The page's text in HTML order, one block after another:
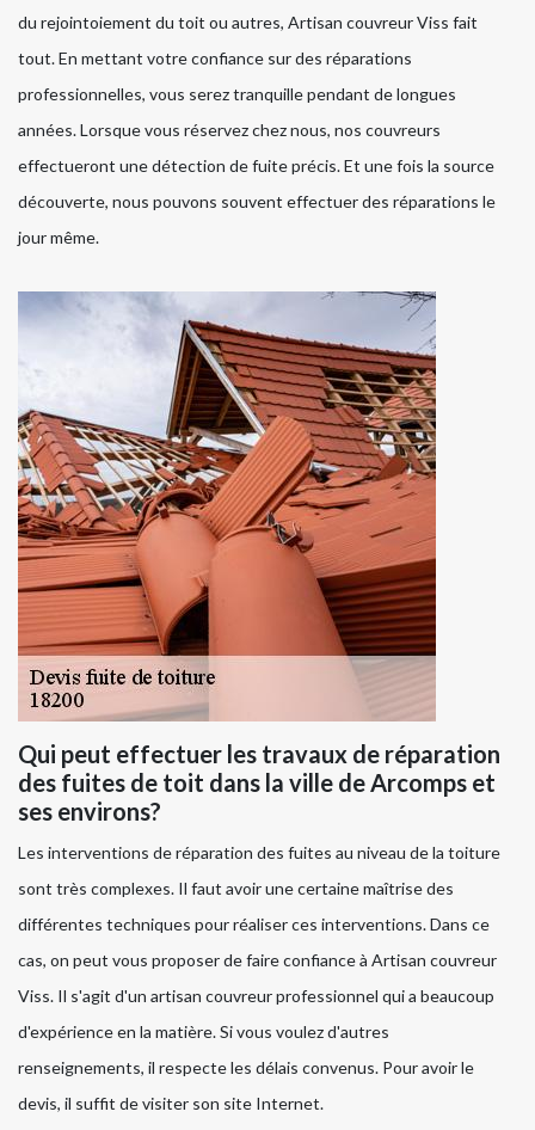
du rejointoiement du toit ou autres, Artisan couvreur Viss fait
tout. En mettant votre confiance sur des réparations
professionnelles, vous serez tranquille pendant de longues
années. Lorsque vous réservez chez nous, nos couvreurs
effectueront une détection de fuite précis. Et une fois la source
découverte, nous pouvons souvent effectuer des réparations le
jour même.
Qui peut effectuer les travaux de réparation
des fuites de toit dans la ville de Arcomps et
ses environs?
Les interventions de réparation des fuites au niveau de la toiture
sont très complexes. Il faut avoir une certaine maîtrise des
différentes techniques pour réaliser ces interventions. Dans ce
cas, on peut vous proposer de faire confiance à Artisan couvreur
Viss. Il s'agit d'un artisan couvreur professionnel qui a beaucoup
d'expérience en la matière. Si vous voulez d'autres
renseignements, il respecte les délais convenus. Pour avoir le
devis, il suffit de visiter son site Internet.